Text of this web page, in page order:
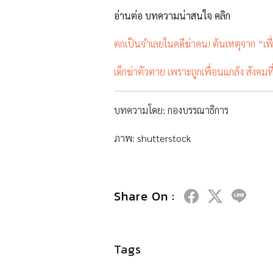
อ่านต่อ บทความน่าสนใจ คลิก
ตกเป็นจำเลยในคดีฆ่าคน! ต้นเหตุจาก “เ
เด็กฆ่าตัวตาย เพราะถูกเพื่อนแกล้ง สังคม
บทความโดย: กองบรรณาธิการ
ภาพ: shutterstock
Share On :
Tags